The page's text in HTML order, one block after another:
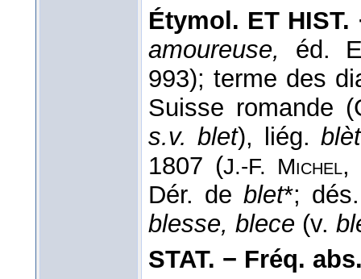
Étymol. ET HIST.
amoureuse,
éd.
993); terme des
Suisse romande
s.v. blet), liég.
1807 (J.-F. Michel,
Dér. deblet*;
blesse, blece (v.
STAT. − Fréq.